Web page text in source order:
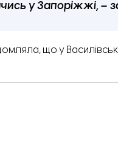
у Запоріжжі, –
що у